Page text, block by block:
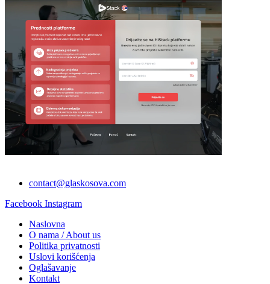
contact@glaskosova.com
Facebook Instagram
Naslovna
O nama / About us
Politika privatnosti
Uslovi korišćenja
Oglašavanje
Kontakt